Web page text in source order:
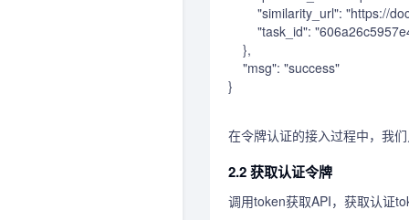
"similarity_url":
"task_id":
    },
    "msg": "success"
}
在令牌认证的接入过程中，我
2.2 获取认证令牌
调用token获取API，获取认证